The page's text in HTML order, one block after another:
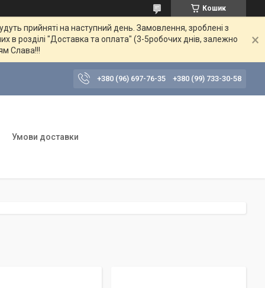
Кошик
прийняті на наступний день. Замовлення, зроблені з
в розділі "Доставка та оплата" (3-5робочих днів, залежно
Слава!!!
+380 (96) 697-76-35 +380 (99) 733-30-58
Умови доставки